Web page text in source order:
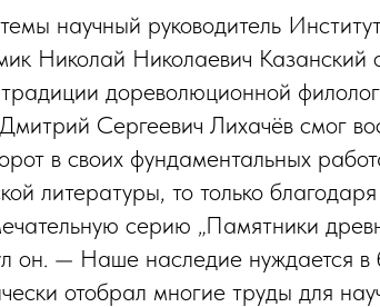
научный руководитель
Николай Николаевич Казанский
дореволюционной
Сергеевич Лихачёв смог
в своих фундаментальных
литературы, то только
серию „Памятники
он. — Наше наследие нуждается
отобрал многие труды для